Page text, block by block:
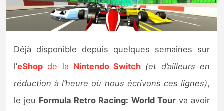
Tests et previews
Tests d’accessoires
Autres tests
Déjà disponible depuis quelques semaines sur
l’eShop de la Nintendo Switch (et d’ailleurs en
réduction à l’heure où nous écrivons ces lignes),
le jeu Formula Retro Racing: World Tourva avoir